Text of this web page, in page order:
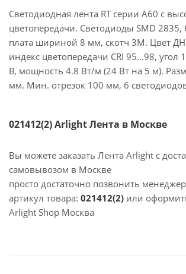
Светодиодная лента RT серии A60 с
цветопередачи. Светодиоды SMD
плата шириной 8 мм, скотч 3М. Цвет
индекс цветопередачи CRI 95...98, угол
В, мощность 4.8 Вт/м (24 Вт на 5 м).
мм. Мин. отрезок 100 мм, 6
021412(2) Arlight Лента в Москве
Вы можете заказать Лента Arlight с
самовывозом в Москве
просто достаточно позвонить
артикул товара: 021412(2) или
Arlight Shop Москва